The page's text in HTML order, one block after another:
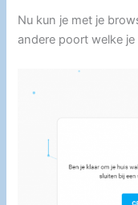
Nu kun je met je
andere poort welke